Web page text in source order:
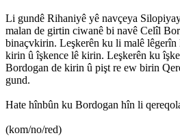
Li gundê Rihaniyê yê navçeya
malan de girtin ciwanê bi navê Celîl
binaçvkirin. Leşkerên ku li malê
kirin û îşkence lê kirin. Leşkerên ku
Bordogan de kirin û pişt re ew birin
gund.
Hate hînbûn ku Bordogan hîn li
(kom/no/red)